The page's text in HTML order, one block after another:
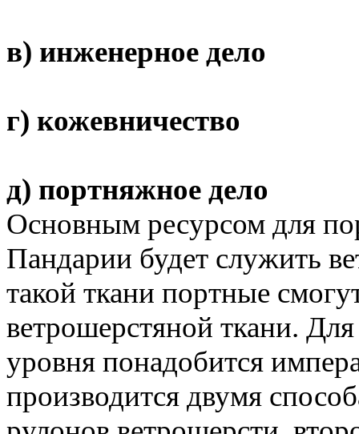
в) инженерное дело
г) кожевничество
д) портняжное дело
Основным ресурсом для
Пандарии будет служить
такой ткани портные
ветрошерстяной ткани.
уровня понадобится
производится двумя